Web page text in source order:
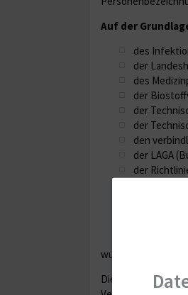
Auf der
des
der
des
der
der
der
den
der LAGA
der
wurde diese
Die